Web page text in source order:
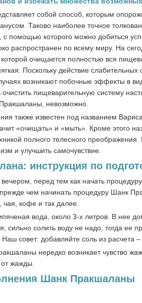
собой способ, которым
Таково наиболее точное
помощью которого можно добиться
распространен по всему миру. На
очищается полностью вся
Поскольку действие
возникают побочные эффекты в
пищеварительную систему
невозможно.
также известен под названием
«очищать» и «мыть». Кроме этого
полного телесного
и улучшить самочувствие.
инструкция по
перед тем как начать
чем начинать процедуру Шанк
кофе и так далее.
вода, около 3-х литров. В нее
сильно солить воду не надо, тогда ее
Наш совет: добавляйте соль из расчета
нередко возникает чувство
жажды.
Шанк Пракшаланы